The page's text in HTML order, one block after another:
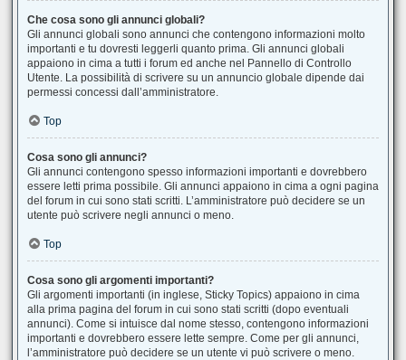
Che cosa sono gli annunci globali?
Gli annunci globali sono annunci che contengono informazioni molto
importanti e tu dovresti leggerli quanto prima. Gli annunci globali
appaiono in cima a tutti i forum ed anche nel Pannello di Controllo
Utente. La possibilità di scrivere su un annuncio globale dipende dai
permessi concessi dall’amministratore.
Top
Cosa sono gli annunci?
Gli annunci contengono spesso informazioni importanti e dovrebbero
essere letti prima possibile. Gli annunci appaiono in cima a ogni pagina
del forum in cui sono stati scritti. L’amministratore può decidere se un
utente può scrivere negli annunci o meno.
Top
Cosa sono gli argomenti importanti?
Gli argomenti importanti (in inglese, Sticky Topics) appaiono in cima
alla prima pagina del forum in cui sono stati scritti (dopo eventuali
annunci). Come si intuisce dal nome stesso, contengono informazioni
importanti e dovrebbero essere lette sempre. Come per gli annunci,
l’amministratore può decidere se un utente vi può scrivere o meno.